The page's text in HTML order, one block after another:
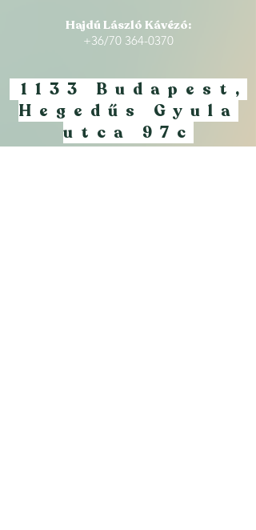
Hajdú László Kávézó:
+36/70 364-0370
1133 Budapest,
Hegedűs Gyula
utca 97c